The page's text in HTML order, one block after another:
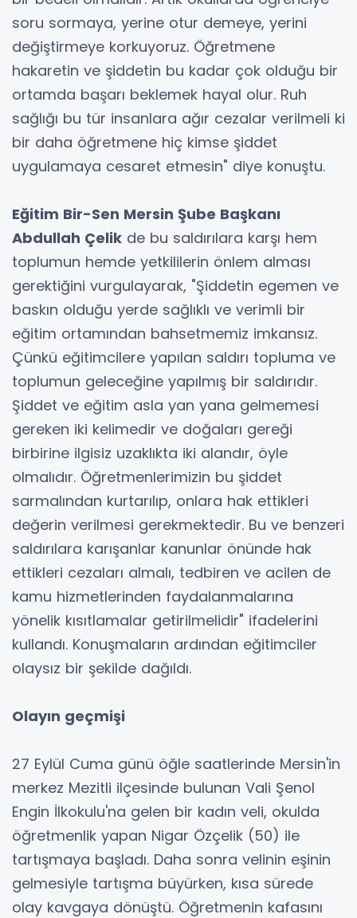
soru sormaya, yerine otur demeye, yerini
değiştirmeye korkuyoruz. Öğretmene
hakaretin ve şiddetin bu kadar çok olduğu bir
ortamda başarı beklemek hayal olur. Ruh
sağlığı bu tür insanlara ağır cezalar verilmeli ki
bir daha öğretmene hiç kimse şiddet
uygulamaya cesaret etmesin" diye konuştu.
Eğitim Bir-Sen Mersin Şube Başkanı
Abdullah Çelik de bu saldırılara karşı hem
toplumun hemde yetkililerin önlem alması
gerektiğini vurgulayarak, "Şiddetin egemen ve
baskın olduğu yerde sağlıklı ve verimli bir
eğitim ortamından bahsetmemiz imkansız.
Çünkü eğitimcilere yapılan saldırı topluma ve
toplumun geleceğine yapılmış bir saldırıdır.
Şiddet ve eğitim asla yan yana gelmemesi
gereken iki kelimedir ve doğaları gereği
birbirine ilgisiz uzaklıkta iki alandır, öyle
olmalıdır. Öğretmenlerimizin bu şiddet
sarmalından kurtarılıp, onlara hak ettikleri
değerin verilmesi gerekmektedir. Bu ve benzeri
saldırılara karışanlar kanunlar önünde hak
ettikleri cezaları almalı, tedbiren ve acilen de
kamu hizmetlerinden faydalanmalarına
yönelik kısıtlamalar getirilmelidir" ifadelerini
kullandı. Konuşmaların ardından eğitimciler
olaysız bir şekilde dağıldı.
Olayın geçmişi
27 Eylül Cuma günü öğle saatlerinde Mersin'in
merkez Mezitli ilçesinde bulunan Vali Şenol
Engin İlkokulu'na gelen bir kadın veli, okulda
öğretmenlik yapan Nigar Özçelik (50) ile
tartışmaya başladı. Daha sonra velinin eşinin
gelmesiyle tartışma büyürken, kısa sürede
olay kavgaya dönüştü. Öğretmenin kafasını